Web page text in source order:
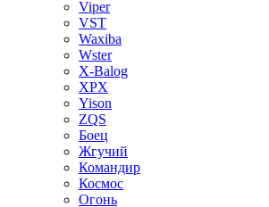
Viper
VST
Waxiba
Wster
X-Balog
XPX
Yison
ZQS
Боец
Жгучий
Командир
Космос
Огонь